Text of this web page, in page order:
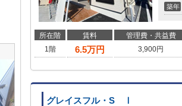
築年
所在階 賃料 管理費・共益費
1階
6.5万円 3,900円
グレイスフル・S Ⅰ